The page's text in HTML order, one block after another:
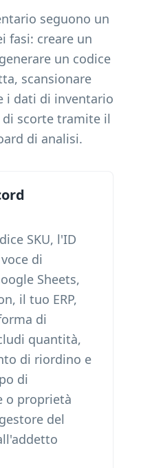
seguono un
fasi: creare un
un codice
scansionare
i dati di inventario
scorte tramite il
di analisi.
SKU, l'ID
di
Sheets,
il tuo ERP,
di
quantità,
di riordino e
di
o proprietà
del